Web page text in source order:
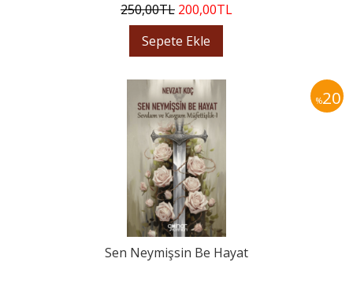
250,00TL 200,00TL
Sepete Ekle
%20
Sen Neymişsin Be Hayat